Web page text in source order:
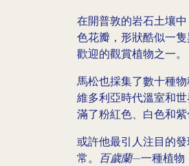
在開普敦的岩石土壤
色花瓣，形狀酷似一
歡迎的觀賞植物之一。
馬松也採集了數十種
維多利亞時代溫室和
滿了粉紅色、白色和紫
或許他最引人注目的
常。
百歲蘭—一種植物